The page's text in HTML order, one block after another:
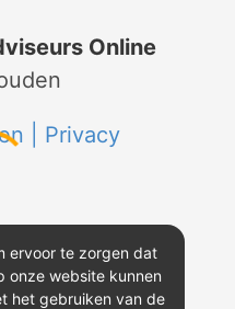
Online
| Privacy
tijdens
ervoor te zorgen dat
onze website kunnen
het gebruiken van de